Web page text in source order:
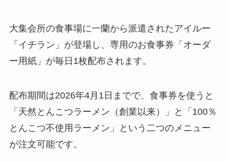
大集会所の食事場に一蘭から派遣されたアイルー
「イチラン」が登場し、専用のお食事券「オーダ
ー用紙」が毎日1枚配布されます。
配布期間は2026年4月1日までで、食事券を使うと
「天然とんこつラーメン（創業以来）」と「100％
とんこつ不使用ラーメン」という二つのメニュー
が注文可能です。